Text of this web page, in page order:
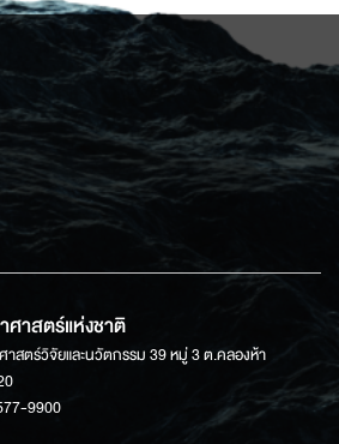
าสตร์แห่งชาติ
สตร์วิจัยและนวัตกรรม 39 หมู่ 3 ต.คลองห้า
9900